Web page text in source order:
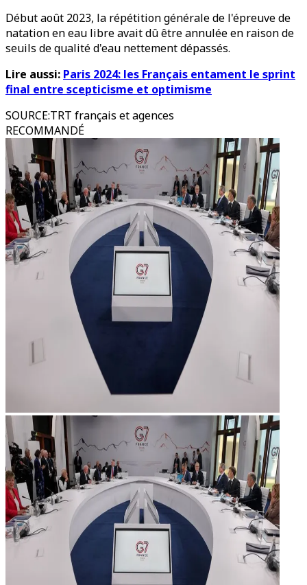
Début août 2023, la répétition générale de l'épreuve de
natation en eau libre avait dû être annulée en raison de
seuils de qualité d'eau nettement dépassés.
Lire aussi: Paris 2024: les Français entament le sprint
final entre scepticisme et optimisme
SOURCE:TRT français et agences
RECOMMANDÉ